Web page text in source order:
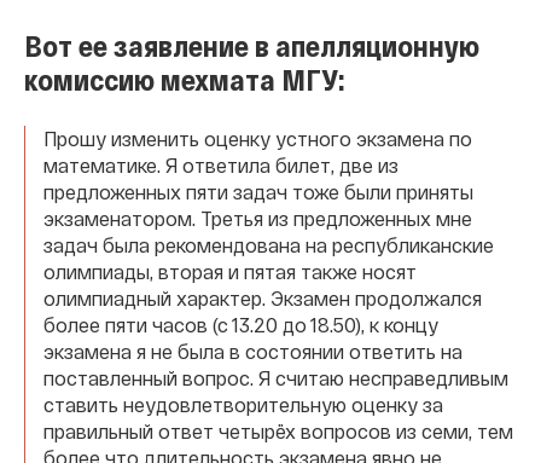
Вот ее заявление в апелляционную
комиссию мехмата МГУ:
Прошу изменить оценку устного экзамена по
математике. Я ответила билет, две из
предложенных пяти задач тоже были приняты
экзаменатором. Третья из предложенных мне
задач была рекомендована на республиканские
олимпиады, вторая и пятая также носят
олимпиадный характер. Экзамен продолжался
более пяти часов (с 13.20 до 18.50), к концу
экзамена я не была в состоянии ответить на
поставленный вопрос. Я считаю несправедливым
ставить неудовлетворительную оценку за
правильный ответ четырёх вопросов из семи, тем
более что длительность экзамена явно не